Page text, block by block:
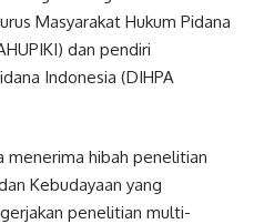
Masyarakat Hukum Pidana
dan pendiri
Indonesia (DIHPA
menerima hibah penelitian
Kebudayaan yang
penelitian multi-